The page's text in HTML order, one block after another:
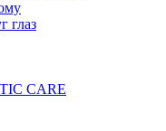
глаз
CARE